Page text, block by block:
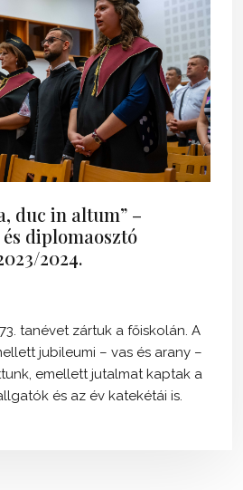
duc in altum” –
diplomaosztó
2024.
tanévet zártuk a főiskolán. A
jubileumi – vas és arany –
emellett jutalmat kaptak a
és az év katekétái is.